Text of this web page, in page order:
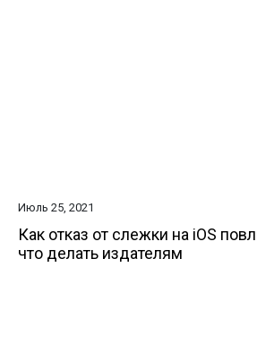
Июль 25, 2021
Как отказ от слежки на iOS
что делать издателям